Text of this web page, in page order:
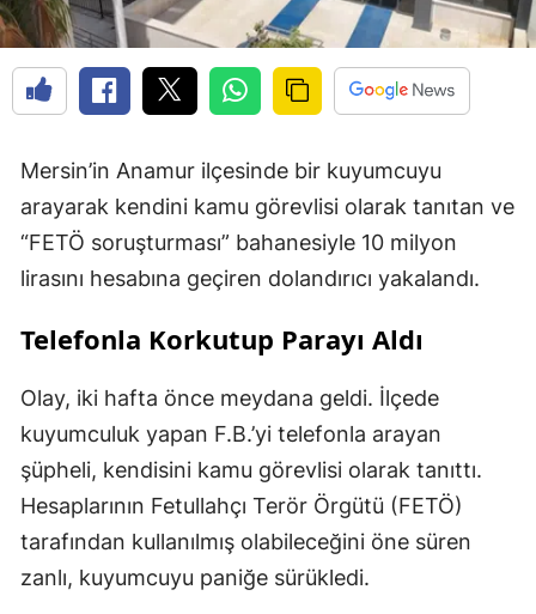
Mersin’in Anamur ilçesinde bir kuyumcuyu
arayarak kendini kamu görevlisi olarak tanıtan ve
“FETÖ soruşturması” bahanesiyle 10 milyon
lirasını hesabına geçiren dolandırıcı yakalandı.
Telefonla Korkutup Parayı Aldı
Olay, iki hafta önce meydana geldi. İlçede
kuyumculuk yapan F.B.’yi telefonla arayan
şüpheli, kendisini kamu görevlisi olarak tanıttı.
Hesaplarının Fetullahçı Terör Örgütü (FETÖ)
tarafından kullanılmış olabileceğini öne süren
zanlı, kuyumcuyu paniğe sürükledi.